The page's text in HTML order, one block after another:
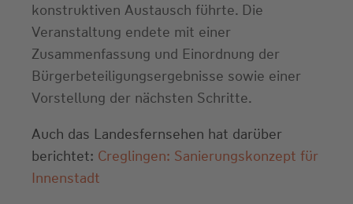
konstruktiven Austausch führte. Die
Veranstaltung endete mit einer
Zusammenfassung und Einordnung der
Bürgerbeteiligungsergebnisse sowie einer
Vorstellung der nächsten Schritte.
Auch das Landesfernsehen hat darüber
berichtet: Creglingen: Sanierungskonzept für
Innenstadt